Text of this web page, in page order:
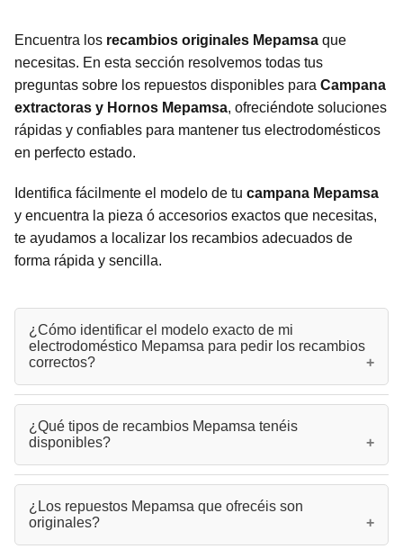
Encuentra los recambios originales Mepamsa que
necesitas. En esta sección resolvemos todas tus
preguntas sobre los repuestos disponibles para Campana
extractoras y Hornos Mepamsa, ofreciéndote soluciones
rápidas y confiables para mantener tus electrodomésticos
en perfecto estado.
Identifica fácilmente el modelo de tu campana Mepamsa
y encuentra la pieza ó accesorios exactos que necesitas,
te ayudamos a localizar los recambios adecuados de
forma rápida y sencilla.
¿Cómo identificar el modelo exacto de mi
electrodoméstico Mepamsa para pedir los recambios
correctos?
la placa de características ubicada en el interior del aparato,
visible al retirar los filtros en campanas o en el marco de la
puerta en hornos. Este dato es fundamental para asegurar
¿Qué tipos de recambios Mepamsa tenéis
disponibles?
campanas extractoras Mepamsa: campanas extractoras y
hornos. Nuestro catálogo incluye: filtros de carbón, filtros
¿Los repuestos Mepamsa que ofrecéis son
originales?